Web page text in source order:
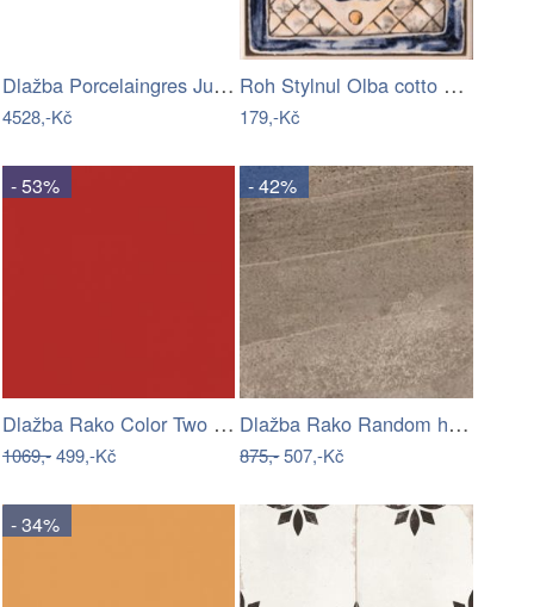
Dlažba Porcelaingres Just Grey super…
4528,-Kč
Roh Stylnul Olba cotto 15x15 cm mat…
179,-Kč
- 53%
Dlažba Rako Color Two červená 20x20 cm…
1069,-499,-Kč
- 42%
Dlažba Rako Random hnědá 60x60 cm mat…
875,-507,-Kč
- 34%